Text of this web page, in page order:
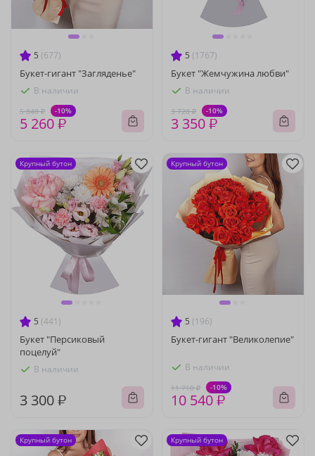
5 (677)
Букет-гигант "Загляденье"
В наличии
5 840 ₽ -10%
5 260 ₽
5 (1767)
Букет "Жемчужина любви"
В наличии
3 720 ₽ -10%
3 350 ₽
5 (441)
Букет "Персиковый
поцелуй"
В наличии
3 300 ₽
Крупный бутон
5 (196)
Букет-гигант "Великолепие"
В наличии
11 710 ₽ -10%
10 540 ₽
Крупный бутон
Крупный бутон Крупный бутон